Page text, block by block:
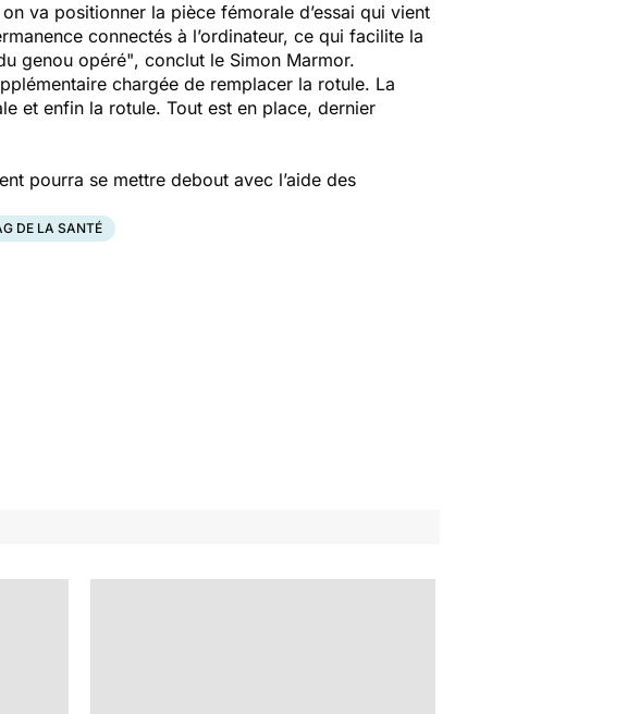
va positionner la pièce fémorale d’essai qui vient
connectés à l’ordinateur, ce qui facilite la
genou opéré", conclut le Simon Marmor.
chargée de remplacer la rotule. La
et enfin la rotule. Tout est en place, dernier
pourra se mettre debout avec l’aide des
DE LA SANTÉ